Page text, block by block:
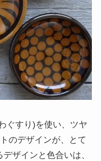
ぐすり)を使い、ツヤ
のデザインが、とて
ザインと色合いは、